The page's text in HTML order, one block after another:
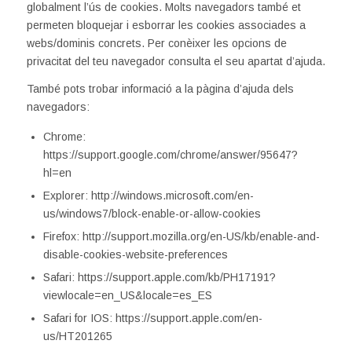
globalment l’ús de cookies. Molts navegadors també et
permeten bloquejar i esborrar les cookies associades a
webs/dominis concrets. Per conèixer les opcions de
privacitat del teu navegador consulta el seu apartat d’ajuda.
També pots trobar informació a la pàgina d’ajuda dels
navegadors:
Chrome:
https://support.google.com/chrome/answer/95647?
hl=en
Explorer: http://windows.microsoft.com/en-
us/windows7/block-enable-or-allow-cookies
Firefox: http://support.mozilla.org/en-US/kb/enable-and-
disable-cookies-website-preferences
Safari: https://support.apple.com/kb/PH17191?
viewlocale=en_US&locale=es_ES
Safari for IOS: https://support.apple.com/en-
us/HT201265